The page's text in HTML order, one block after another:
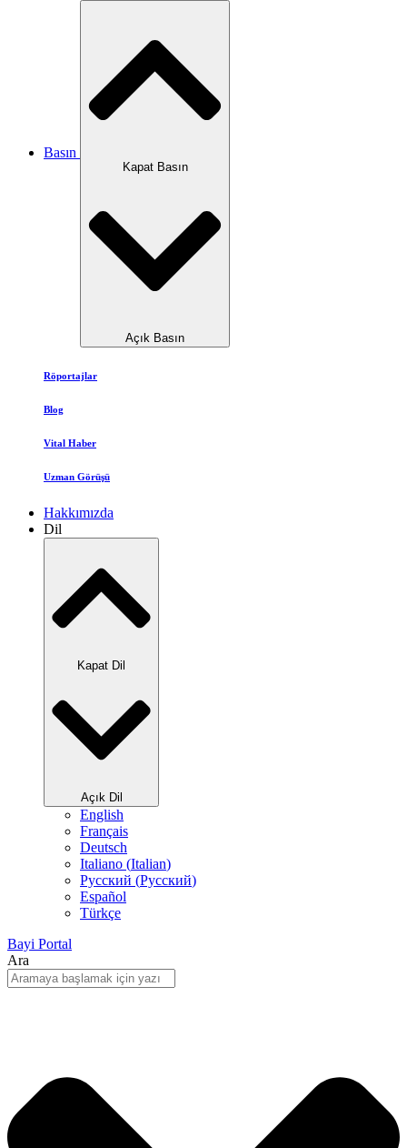
Basın
Kapat Basın
Açık Basın
Röportajlar
Blog
Vital Haber
Uzman Görüşü
Hakkımızda
Dil
Kapat Dil
Açık Dil
English
Français
Deutsch
Italiano (Italian)
Русский (Pусский)
Español
Türkçe
Bayi Portal
Ara